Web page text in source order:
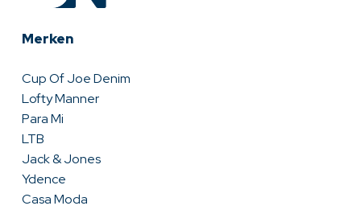
Merken
Cup Of Joe Denim
Lofty Manner
Para Mi
LTB
Jack & Jones
Ydence
Casa Moda